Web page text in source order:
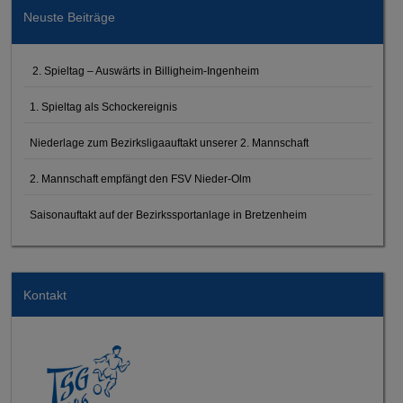
Neuste Beiträge
2. Spieltag – Auswärts in Billigheim-Ingenheim
1. Spieltag als Schockereignis
Niederlage zum Bezirksligaauftakt unserer 2. Mannschaft
2. Mannschaft empfängt den FSV Nieder-Olm
Saisonauftakt auf der Bezirkssportanlage in Bretzenheim
Kontakt